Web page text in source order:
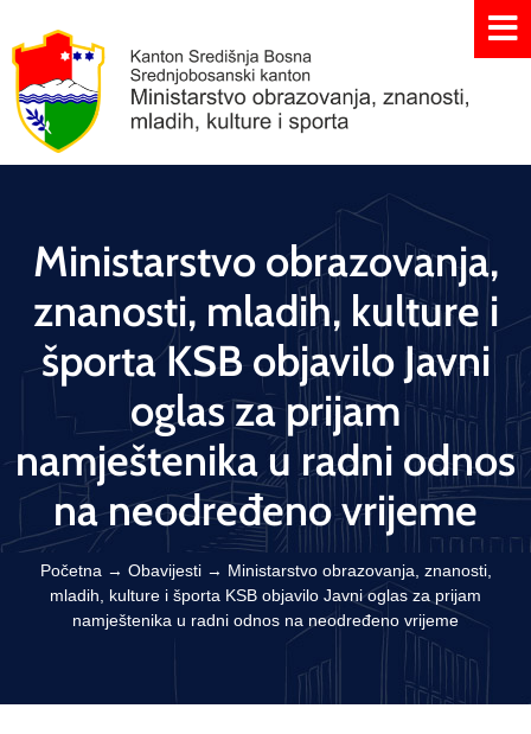
Ministarstvo obrazovanja,
znanosti, mladih, kulture i
športa KSB objavilo Javni
oglas za prijam
namještenika u radni odnos
na neodređeno vrijeme
Početna → Obavijesti→ Ministarstvo obrazovanja, znanosti,
mladih, kulture i športa KSB objavilo Javni oglas za prijam
namještenika u radni odnos na neodređeno vrijeme